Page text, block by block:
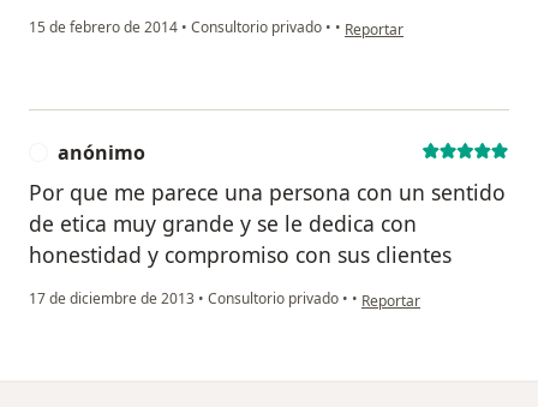
15 de febrero de 2014 • Consultorio privado • • en opinión del usuario
Reportar
anónimo
Por que me parece una persona con un sentido
de etica muy grande y se le dedica con
honestidad y compromiso con sus clientes
17 de diciembre de 2013 • Consultorio privado • • en opinión del usuario
Reportar